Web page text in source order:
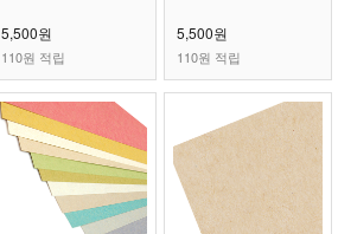
5,500원
110원 적립
5,500원
110원 적립